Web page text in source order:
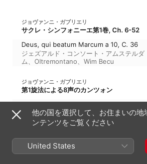
ジョヴァンニ・ガブリエリ
サクレ・シンフォニーエ第1巻, Ch. 6-52
Deus, qui beatum Marcum a 10, C. 36
ジェズアルド・コンソート・アムステルダ
ム、 Oltremontano、 Wim Becu
ジョヴァンニ・ガブリエリ
第1旋法による8声のカンツォン
Canzon primi toni a 8
Wim Becu、Oltremontano
ジョヴァンニ・ガブリエリ
サクレ・シンフォニーエ第1巻, Ch. 6-52
他の国を選択して、お住まいの地
ンテンツをご覧ください
United States